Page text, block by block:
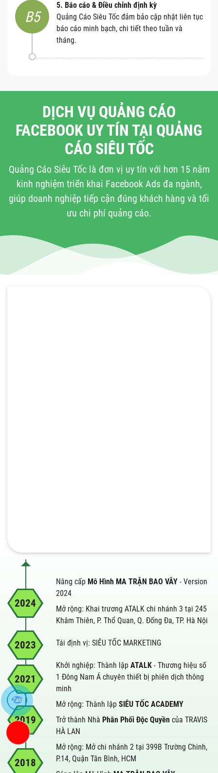
B5
5. Báo cáo & Điều chỉnh định kỳ
Quảng Cáo Siêu Tốc đảm bảo cập nhật liên tục
báo cáo minh bạch, chi tiết theo tuần và
tháng.
DỊCH VỤ QUẢNG CÁO
FACEBOOK UY TÍN TẠI QUẢNG
CÁO SIÊU TỐC
Quảng Cáo Siêu Tốc là đơn vị uy tín với hơn 15 năm
kinh nghiệm triển khai Facebook Ads đa ngành,
giúp doanh nghiệp tiếp cận đúng khách hàng và tối
ưu chi phí quảng cáo.
2024
Nâng cấp Mô Hình MA TRẬN BAO VÂY - Version
2024
Mở rộng: Khai trương ATALK chi nhánh 3 tại 245
Khâm Thiên, P. Thổ Quan, Q. Đống Đa, TP. Hà Nội
2023 Tái định vị: SIÊU TỐC MARKETING
2021
Khởi nghiệp: Thành lập ATALK - Thương hiệu số
1 Đông Nam Á chuyên thiết bị phiên dịch thông
minh
2019
Mở rộng: Thành lập SIÊU TỐC ACADEMY
Trở thành Nhà Phân Phối Độc Quyền của TRAVIS
HÀ LAN
2018
Mở rộng: Mở chi nhánh 2 tại 399B Trường Chinh,
P.14, Quận Tân Bình, HCM
Zalo